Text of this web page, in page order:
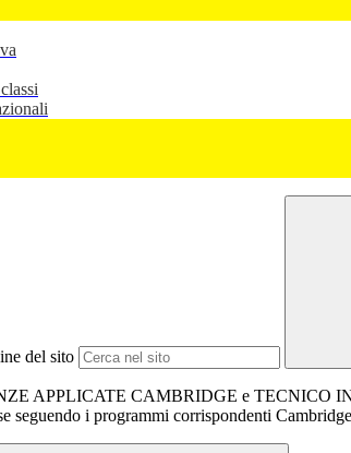
del sito
APPLICATE CAMBRIDGE e TECNICO
seguendo i programmi corrispondenti